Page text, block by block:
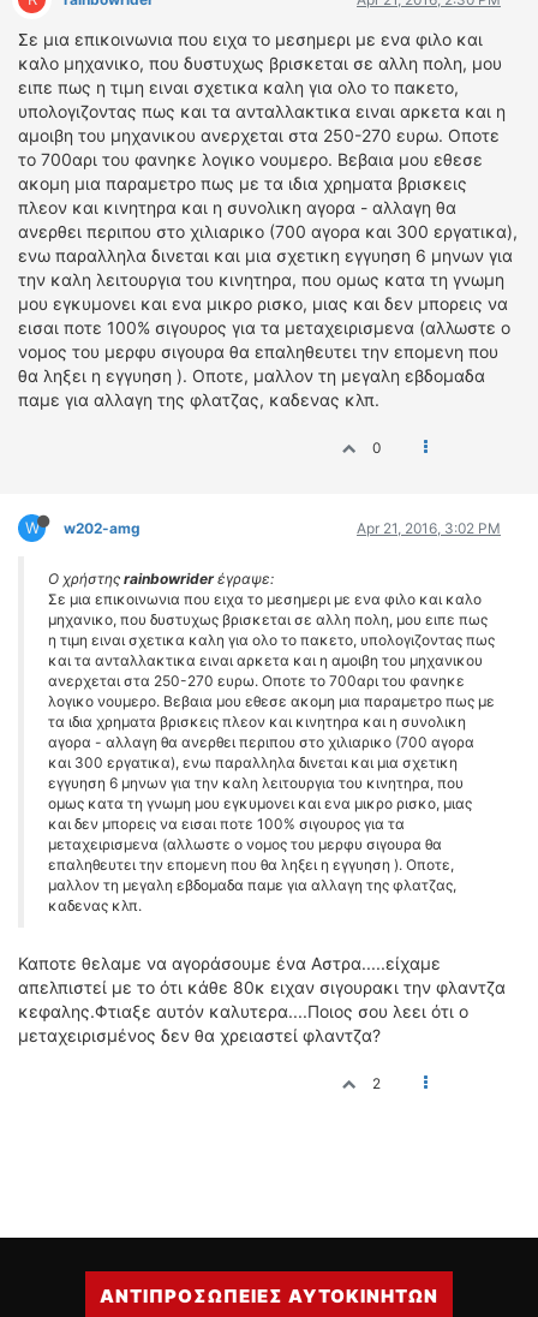
Σε μια επικοινωνια που ειχα το μεσημερι με ενα φιλο και
καλο μηχανικο, που δυστυχως βρισκεται σε αλλη πολη, μου
ειπε πως η τιμη ειναι σχετικα καλη για ολο το πακετο,
υπολογιζοντας πως και τα ανταλλακτικα ειναι αρκετα και η
αμοιβη του μηχανικου ανερχεται στα 250-270 ευρω. Οποτε
το 700αρι του φανηκε λογικο νουμερο. Βεβαια μου εθεσε
ακομη μια παραμετρο πως με τα ιδια χρηματα βρισκεις
πλεον και κινητηρα και η συνολικη αγορα - αλλαγη θα
ανερθει περιπου στο χιλιαρικο (700 αγορα και 300 εργατικα),
ενω παραλληλα δινεται και μια σχετικη εγγυηση 6 μηνων για
την καλη λειτουργια του κινητηρα, που ομως κατα τη γνωμη
μου εγκυμονει και ενα μικρο ρισκο, μιας και δεν μπορεις να
εισαι ποτε 100% σιγουρος για τα μεταχειρισμενα (αλλωστε ο
νομος του μερφυ σιγουρα θα επαληθευτει την επομενη που
θα ληξει η εγγυηση ). Οποτε, μαλλον τη μεγαλη εβδομαδα
παμε για αλλαγη της φλατζας, καδενας κλπ.
0
W w202-amg Apr 21, 2016, 3:02 PM
Ο χρήστης rainbowrider έγραψε:
Σε μια επικοινωνια που ειχα το μεσημερι με ενα φιλο και καλο
μηχανικο, που δυστυχως βρισκεται σε αλλη πολη, μου ειπε πως
η τιμη ειναι σχετικα καλη για ολο το πακετο, υπολογιζοντας πως
και τα ανταλλακτικα ειναι αρκετα και η αμοιβη του μηχανικου
ανερχεται στα 250-270 ευρω. Οποτε το 700αρι του φανηκε
λογικο νουμερο. Βεβαια μου εθεσε ακομη μια παραμετρο πως με
τα ιδια χρηματα βρισκεις πλεον και κινητηρα και η συνολικη
αγορα - αλλαγη θα ανερθει περιπου στο χιλιαρικο (700 αγορα
και 300 εργατικα), ενω παραλληλα δινεται και μια σχετικη
εγγυηση 6 μηνων για την καλη λειτουργια του κινητηρα, που
ομως κατα τη γνωμη μου εγκυμονει και ενα μικρο ρισκο, μιας
και δεν μπορεις να εισαι ποτε 100% σιγουρος για τα
μεταχειρισμενα (αλλωστε ο νομος του μερφυ σιγουρα θα
επαληθευτει την επομενη που θα ληξει η εγγυηση ). Οποτε,
μαλλον τη μεγαλη εβδομαδα παμε για αλλαγη της φλατζας,
καδενας κλπ.
Καποτε θελαμε να αγοράσουμε ένα Αστρα.....είχαμε
απελπιστεί με το ότι κάθε 80κ ειχαν σιγουρακι την φλαντζα
κεφαλης.Φτιαξε αυτόν καλυτερα....Ποιος σου λεει ότι ο
μεταχειρισμένος δεν θα χρειαστεί φλαντζα?
2
ΑΝΤΙΠΡΟΣΩΠΕΙΕΣ ΑΥΤΟΚΙΝΗΤΩΝ